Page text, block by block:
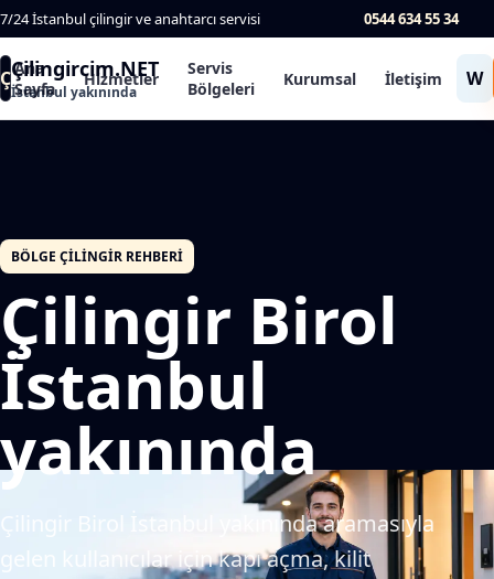
7/24 İstanbul çilingir ve anahtarcı servisi 0544 634 55 34
ÇÇilingircim.NET
İstanbul yakınında
Ana
Sayfa
Hizmetler
Servis
Bölgeleri
Kurumsal İletişim W
BÖLGE ÇILINGIR REHBERI
Çilingir Birol
İstanbul
yakınında
Çilingir Birol İstanbul yakınında aramasıyla
gelen kullanıcılar için kapı açma, kilit